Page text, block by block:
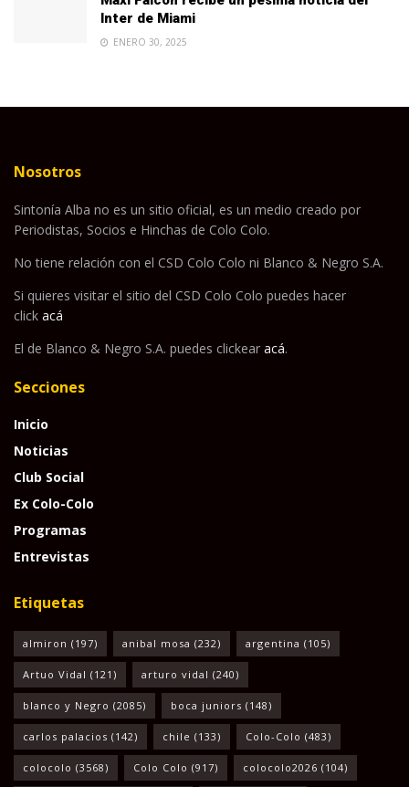
Inter de Miami
ENERO 30, 2025
Nosotros
Sintonía Alba no es un sitio oficial, es un medio creado por
Periodistas, Socios e Hinchas de Colo Colo.
No tiene relación con el CSD Colo Colo ni Blanco & Negro S.A.
Si quieres visitar el sitio del CSD Colo Colo puedes hacer
click acá
El de Blanco & Negro S.A. puedes clickear acá.
Secciones
Inicio
Noticias
Club Social
Ex Colo-Colo
Programas
Entrevistas
Etiquetas
almiron (197) anibal mosa (232) argentina (105)
Artuo Vidal (121) arturo vidal (240)
blanco y Negro (2085) boca juniors (148)
carlos palacios (142) chile (133) Colo-Colo (483)
colocolo (3568) Colo Colo (917) colocolo2026 (104)